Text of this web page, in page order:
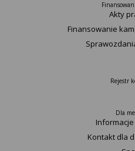
Akty
Finansowanie
Rejestr
Dla
Kontakt dla